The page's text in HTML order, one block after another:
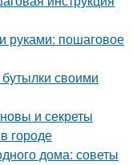
руками: пошаговое
бутылки своими
и секреты
городе
дома: советы